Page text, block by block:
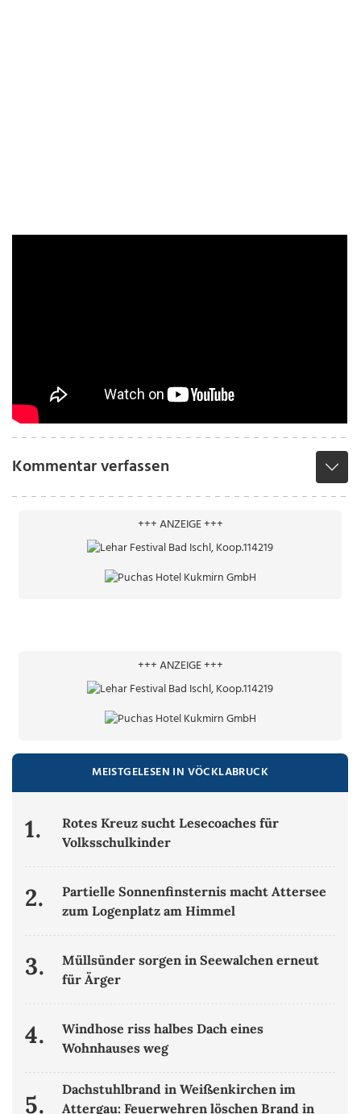
Kommentar verfassen
+++ ANZEIGE +++
+++ ANZEIGE +++
MEISTGELESEN IN VÖCKLABRUCK
1.
Rotes Kreuz sucht Lesecoaches für
Volksschulkinder
2.
Partielle Sonnenfinsternis macht Attersee
zum Logenplatz am Himmel
3.
Müllsünder sorgen in Seewalchen erneut
für Ärger
4.
Windhose riss halbes Dach eines
Wohnhauses weg
5.
Dachstuhlbrand in Weißenkirchen im
Attergau: Feuerwehren löschen Brand in